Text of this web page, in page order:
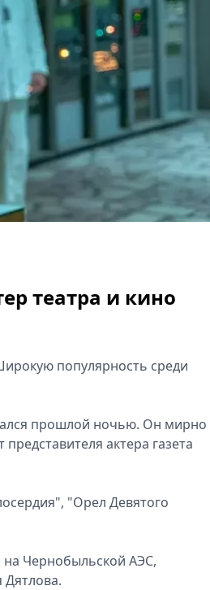
театра и кино
популярность среди
прошлой ночью. Он мирно
актера газета
"Орел Девятого
Чернобыльской АЭС,
Дятлова.